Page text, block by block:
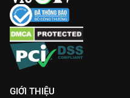
GIỚI THIỆU